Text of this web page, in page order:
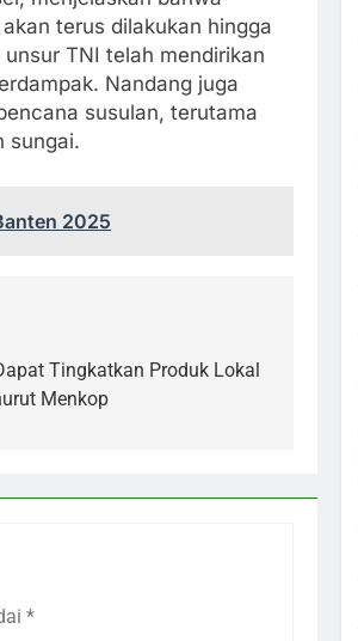
terus dilakukan hingga
TNI telah mendirikan
Nandang juga
susulan, terutama
sungai.
2025
Tingkatkan Produk Lokal
Menkop
*